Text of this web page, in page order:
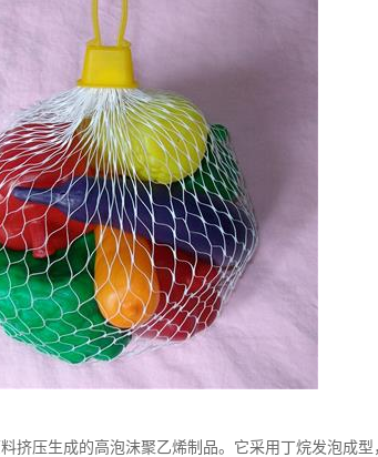
挤压生成的高泡沫聚乙烯制品。它采用丁烷发泡成